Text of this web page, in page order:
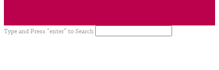
Type and Press “enter” to Search